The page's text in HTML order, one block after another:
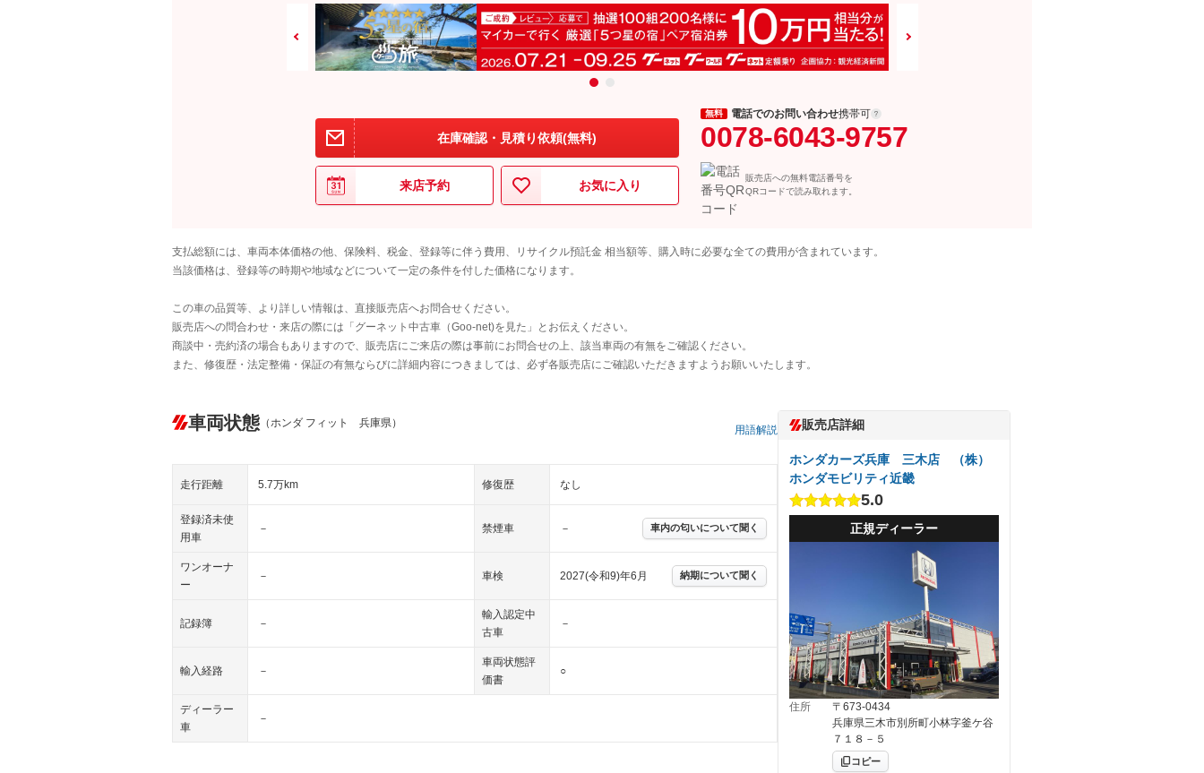
在庫確認・見積り依頼(無料)
来店予約 お気に入り
無料 電話でのお問い合わせ携帯可
0078-6043-9757
販売店への無料電話番号を
QRコードで読み取れます。
支払総額には、車両本体価格の他、保険料、税金、登録等に伴う費用、リサイクル預託金 相当額等、購入時に必要な全ての費用が含まれています。
当該価格は、登録等の時期や地域などについて一定の条件を付した価格になります。
この車の品質等、より詳しい情報は、直接販売店へお問合せください。
販売店への問合わせ・来店の際には「グーネット中古車（Goo-net)を見た」とお伝えください。
商談中・売約済の場合もありますので、販売店にご来店の際は事前にお問合せの上、該当車両の有無をご確認ください。
また、修復歴・法定整備・保証の有無ならびに詳細内容につきましては、必ず各販売店にご確認いただきますようお願いいたします。
車両状態 （ホンダ フィット 兵庫県）
用語解説
走行距離 5.7万km 修復歴 なし
登録済未使
用車
－ 禁煙車 － 車内の匂いについて聞く
ワンオーナ
ー
－ 車検 2027(令和9)年6月 納期について聞く
記録簿 －
輸入認定中
古車
－
輸入経路 －
車両状態評
価書
○
ディーラー
車
－
販売店詳細
ホンダカーズ兵庫 三木店 （株）
ホンダモビリティ近畿
5.0
正規ディーラー
住所
〒673-0434
兵庫県三木市別所町小林字釜ケ谷
７１８－５
コピー